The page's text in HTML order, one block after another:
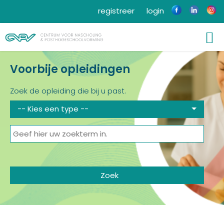
login
registreer
Voorbije opleidingen
Zoek de opleiding die bij u past.
-- Kies een type --